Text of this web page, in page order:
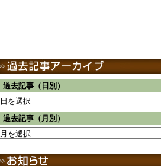
過去記事（日別）
過去記事（月別）